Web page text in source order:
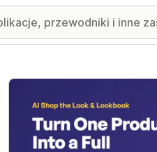
Wyróżnione obrazy w galerii